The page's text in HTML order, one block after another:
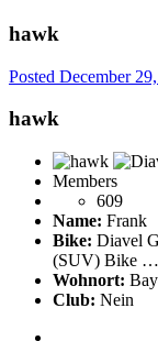
hawk
Posted December
hawk
Members
609
Name: Frank
Bike: Diavel
(SUV) Bike …
Wohnort:
Club: Nein